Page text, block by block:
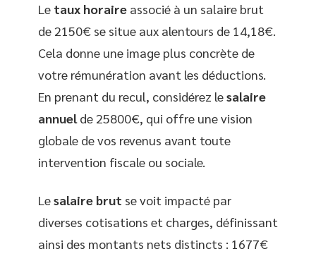
Le taux horaire associé à un salaire brut
de 2150€ se situe aux alentours de 14,18€.
Cela donne une image plus concrète de
votre rémunération avant les déductions.
En prenant du recul, considérez lesalaire
annuelde 25800€, qui offre une vision
globale de vos revenus avant toute
intervention fiscale ou sociale.
Lesalaire brut se voit impacté par
diverses cotisations et charges, définissant
ainsi des montants nets distincts : 1677€